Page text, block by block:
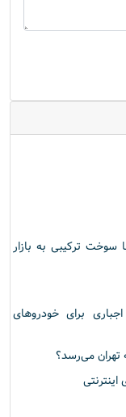
سوخت ترکیبی به بازار
برای خودروهای
تهران می‌رسد؟